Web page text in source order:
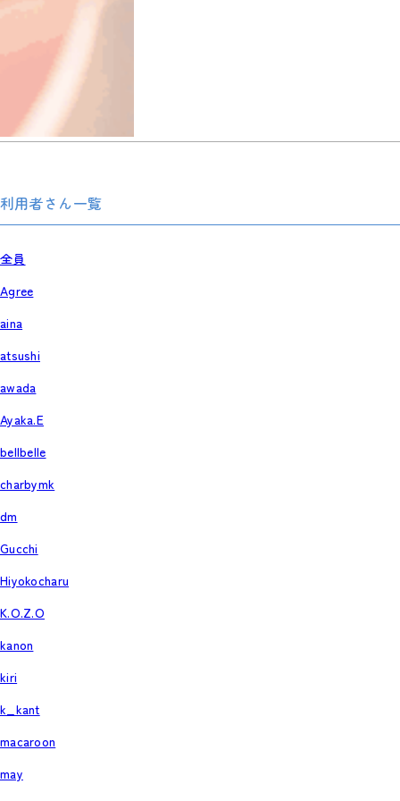
利用者さん一覧
全員
Agree
aina
atsushi
awada
Ayaka.E
bellbelle
charbymk
dm
Gucchi
Hiyokocharu
K.O.Z.O
kanon
kiri
k_kant
macaroon
may